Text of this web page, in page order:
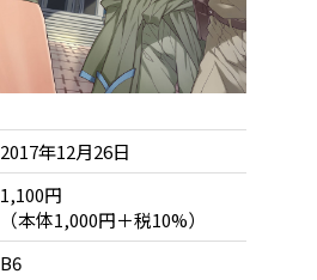
2017年12月26日
1,100円
（本体1,000円＋税10%）
B6